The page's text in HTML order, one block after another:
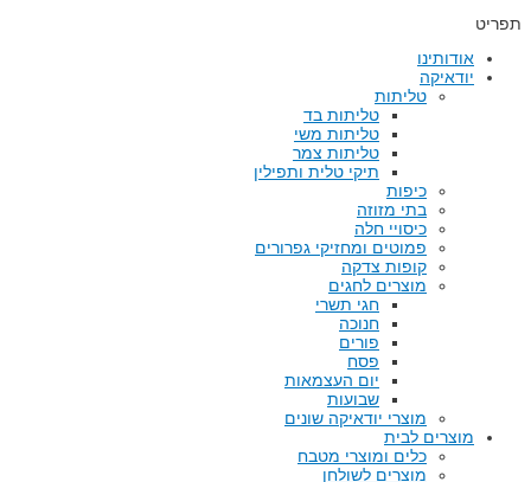
תפריט
אודותינו
יודאיקה
טליתות
טליתות בד
טליתות משי
טליתות צמר
תיקי טלית ותפילין
כיפות
בתי מזוזה
כיסויי חלה
פמוטים ומחזיקי גפרורים
קופות צדקה
מוצרים לחגים
חגי תשרי
חנוכה
פורים
פסח
יום העצמאות
שבועות
מוצרי יודאיקה שונים
מוצרים לבית
כלים ומוצרי מטבח
מוצרים לשולחן